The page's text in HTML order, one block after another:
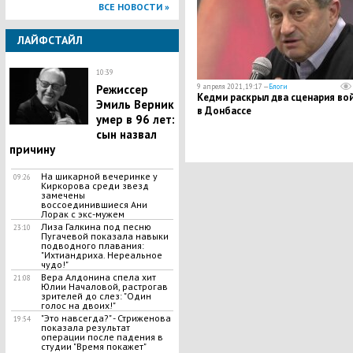
ВСЕ НОВОСТИ »
ЛАЙФСТАЙЛ
10:39
Режиссер
Эмиль Верник
умер в 96 лет:
сын назвал
причину
09:26
На шикарной вечеринке у
Киркорова среди звезд
замечены
воссоединившиеся Ани
Лорак с экс-мужем
23:10
Лиза Галкина под песню
Пугачевой показала навыки
подводного плавания:
"Ихтиандриха. Нереальное
чудо!"
21:08
Вера Алдонина спела хит
Юлии Началовой, растрогав
зрителей до слез: "Один
голос на двоих!"
19:54
"Это навсегда?" - Стриженова
показала результат
операции после падения в
студии "Время покажет"
9 апреля 2021, 19:17 —Блоги
Кедми раскрыл два сценария
в Донбассе